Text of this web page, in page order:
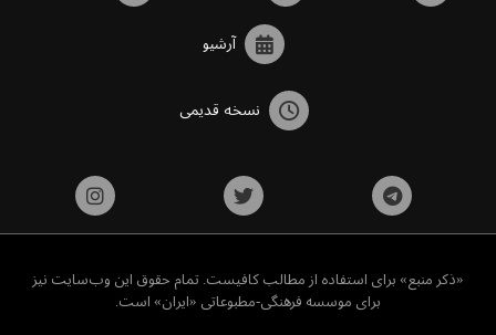
آرشیو
نسخه قدیمی
«ذکر منبع» برای استفاده از مطالب کافیست. تمام حقوق این وب‌سایت نیز
برای موسسه فرهنگی-مطبوعاتی «ایران» است.